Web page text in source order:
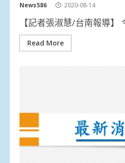
News586 2020-08-14
【記者張淑慧/台南報導】
Read More